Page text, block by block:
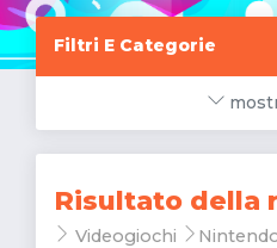
Filtri E Categorie
Risultato della
Videogiochi